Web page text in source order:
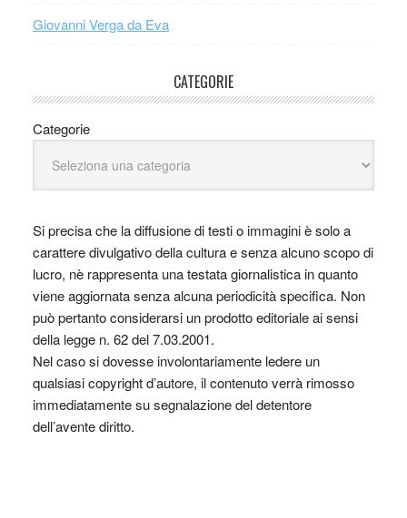
Giovanni Verga da Eva
CATEGORIE
Categorie
Si precisa che la diffusione di testi o immagini è solo a
carattere divulgativo della cultura e senza alcuno scopo di
lucro, nè rappresenta una testata giornalistica in quanto
viene aggiornata senza alcuna periodicità specifica. Non
può pertanto considerarsi un prodotto editoriale ai sensi
della legge n. 62 del 7.03.2001.
Nel caso si dovesse involontariamente ledere un
qualsiasi copyright d’autore, il contenuto verrà rimosso
immediatamente su segnalazione del detentore
dell’avente diritto.